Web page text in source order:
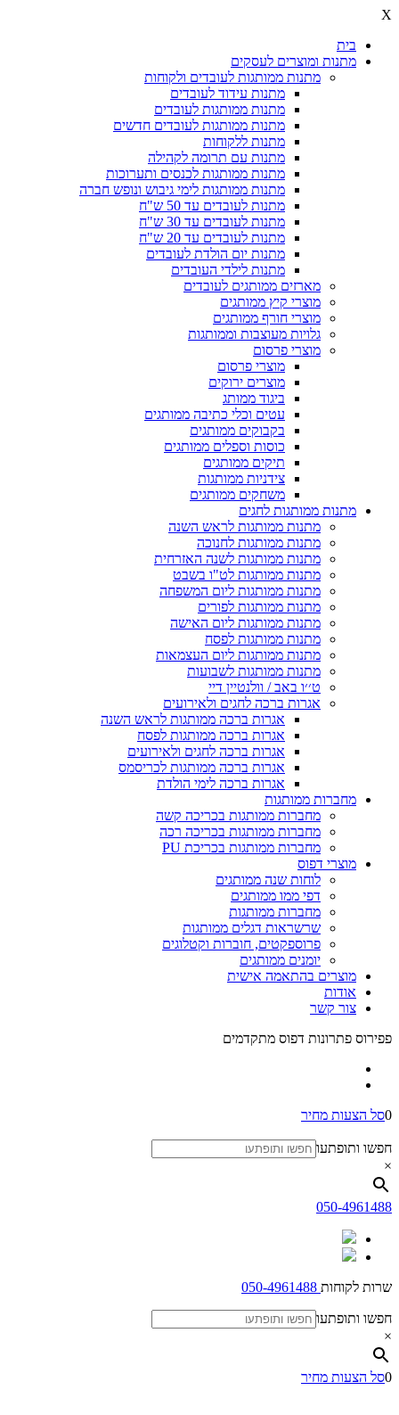
X
בית
מתנות ומוצרים לעסקים
מתנות ממותגות לעובדים ולקוחות
מתנות עידוד לעובדים
מתנות ממותגות לעובדים
מתנות ממותגות לעובדים חדשים
מתנות ללקוחות
מתנות עם תרומה לקהילה
מתנות ממותגות לכנסים ותערוכות
מתנות ממותגות לימי גיבוש ונופש חברה
מתנות לעובדים עד 50 ש"ח
מתנות לעובדים עד 30 ש"ח
מתנות לעובדים עד 20 ש"ח
מתנות יום הולדת לעובדים
מתנות לילדי העובדים
מארזים ממותגים לעובדים
מוצרי קיץ ממותגים
מוצרי חורף ממותגים
גלויות מעוצבות וממותגות
מוצרי פרסום
מוצרי פרסום
מוצרים ירוקים
ביגוד ממותג
עטים וכלי כתיבה ממותגים
בקבוקים ממותגים
כוסות וספלים ממותגים
תיקים ממותגים
צידניות ממותגות
משחקים ממותגים
מתנות ממותגות לחגים
מתנות ממותגות לראש השנה
מתנות ממותגות לחנוכה
מתנות ממותגות לשנה האזרחית
מתנות ממותגות לט"ו בשבט
מתנות ממותגות ליום המשפחה
מתנות ממותגות לפורים
מתנות ממותגות ליום האישה
מתנות ממותגות לפסח
מתנות ממותגות ליום העצמאות
מתנות ממותגות לשבועות
ט׳׳ו באב / וולנטיין דיי
אגרות ברכה לחגים ולאירועים
אגרות ברכה ממותגות לראש השנה
אגרות ברכה ממותגות לפסח
אגרות ברכה לחגים ולאירועים
אגרות ברכה ממותגות לכריסמס
אגרות ברכה לימי הולדת
מחברות ממותגות
מחברות ממותגות בכריכה קשה
מחברות ממותגות בכריכה רכה
מחברות ממותגות בכריכת PU
מוצרי דפוס
לוחות שנה ממותגים
דפי ממו ממותגים
מחברות ממותגות
שרשראות דגלים ממותגות
פרוספקטים, חוברות וקטלוגים
יומנים ממותגים
מוצרים בהתאמה אישית
אודות
צור קשר
פפירוס פתרונות דפוס מתקדמים
0סל הצעות מחיר
חפשו ותופתעו
×
050-4961488
שרות לקוחות
חפשו ותופתעו
×
0סל הצעות מחיר